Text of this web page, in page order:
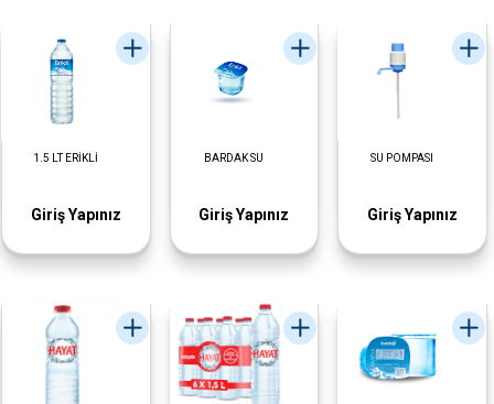
1.5 LT ERİKLİ
Giriş Yapınız
BARDAK SU
Giriş Yapınız
SU POMPASI
Giriş Yapınız